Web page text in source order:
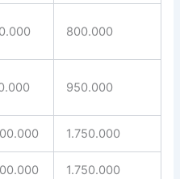
800.000
950.000
1.750.000
1.750.000